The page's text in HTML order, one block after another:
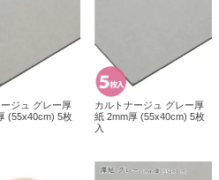
ジュ グレー厚
(55x40cm) 5枚
カルトナージュ グレー厚
紙 2mm厚 (55x40cm) 5枚
入